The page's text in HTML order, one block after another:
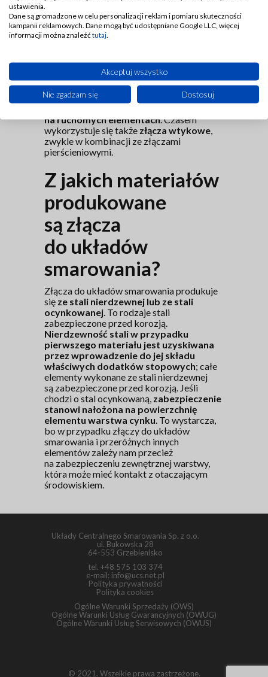
nakrętka oraz pierścień zaciskowy. Korpus
jest gwintowany dwustronnie, ponieważ
z jednej strony wkręca się go w otwór
przez zastosowanie nakrętki i pierścienia
zaciskowego.Złącza skręcane
wykorzystuje się jako elementy systemów
łączeniowych,
gdy punkty smarne
na ruchomych elementach. Czasem
wykorzystuje się także złącza wtykowe
zwykle w kombinacji ze złączami
pierścieniowymi.
Z jakich materiałów
produkowane
są złącza
do układów
smarowania?
Złącza do układów smarowania produkuje
się ze stali nierdzewnej lub ze stali
ocynkowanej . To rodzaje stali
zabezpieczone przed korozją.
Nierdzewność stali w przypadku
pierwszego materiału jest uzyskiwana
przez wprowadzenie do jej składu
właściwych dodatków stopowych; całe
elementy wykonane ze stali nierdzewnej
są zabezpieczone przed korozją. Jeśli
chodzi o stal ocynkowaną, zabezpieczenie
stanowi nałożona na powierzchnię
elementu warstwa cynku . To wystarcza,
bo w przypadku złączy do układów
smarowania i przeróżnych innych
elementów zależy nam przecież
na zabezpieczeniu zewnętrznej warstwy,
która może mieć kontakt z otaczającym
środowiskiem.
Układy Centralnego Smarowania Sp. z o.o.
ul. Bukowska 28
64-553 Grzebienisko
tel. +48 575 103 374
e-mail: info@ucs.net.pl
Polityka prywatności
Polityka cookies
Ogólne Warunki Sprzedaży (OWS)
Ogólne Warunki Usług Gwarancyjnych (OWUG)
Ogólne Warunki Usług Serwisowych (OWUS)
© 2021. Wszelkie prawa zastrzeżone.
ustawienia.
Dane są gromadzone w celu personalizacji reklam i pomiaru skuteczności
kampanii reklamowych. Dane mogą być udostępniane Google LLC, więcej
informacji można znaleźć tutaj
Akceptuj wszystko
Nie zgadzam się Dostosuj